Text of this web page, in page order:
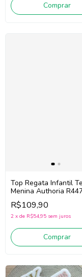
Comprar
Top Regata Infantil
Menina Authoria
White)
R$109,90
2 x de R$54,95 sem juros
Comprar